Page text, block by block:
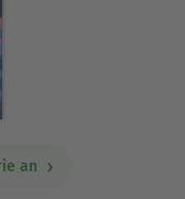
Autorin
»Ich bin in
Fischerboot in
wusste, dass es
an